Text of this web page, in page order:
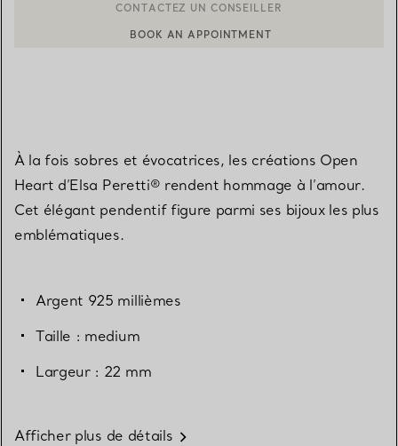
CONTACTER UN CONSEILLER CLIENT OU PRENDRE RENDEZ-
À la fois sobres et évocatrices, les créations Open
Heart d’Elsa Peretti® rendent hommage à l’amour.
Cet élégant pendentif figure parmi ses bijoux les plus
emblématiques.
Argent 925 millièmes
Taille : medium
Largeur : 22 mm
Afficher plus de détails